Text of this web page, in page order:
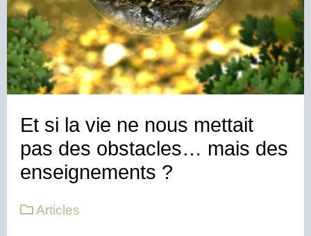
Et si la vie ne nous mettait
pas des obstacles… mais des
enseignements ?
Articles